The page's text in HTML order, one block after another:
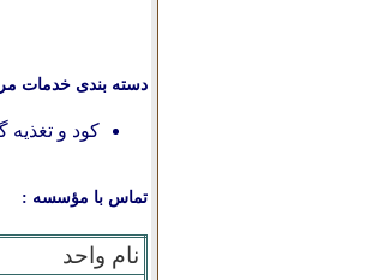
دسته بندی خدمات
کود و تغذیه
تماس با مؤسسه :
نام واحد